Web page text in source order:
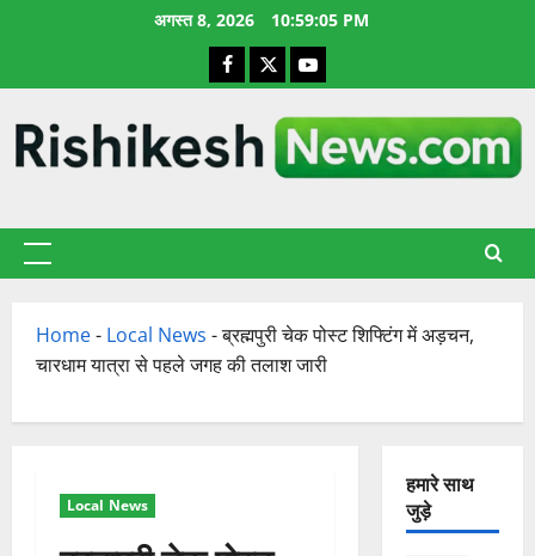
अगस्त 8, 2026 10:59:06 PM
Facebook
X YouTube
प्राथमिक
Home- Local News -ब्रह्मपुरी चेक पोस्ट शिफ्टिंग में अड़चन,
चारधाम यात्रा से पहले जगह की तलाश जारी
Local News
हमारे साथ
जुड़े